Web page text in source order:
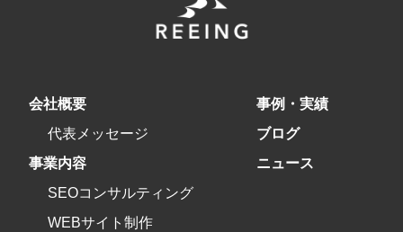
会社概要
代表メッセージ
事業内容
SEOコンサルティング
WEBサイト制作
事例・実績
ブログ
ニュース